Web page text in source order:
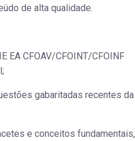
de alta qualidade.
EA CFOAV/CFOINT/CFOINF
gabaritadas recentes da
e conceitos fundamentais,